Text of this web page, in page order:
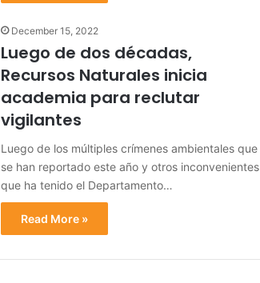
December 15, 2022
Luego de dos décadas,
Recursos Naturales inicia
academia para reclutar
vigilantes
Luego de los múltiples crímenes ambientales que
se han reportado este año y otros inconvenientes
que ha tenido el Departamento…
Read More »